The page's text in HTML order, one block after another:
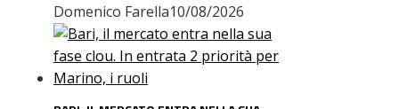
Domenico Farella10/08/2026